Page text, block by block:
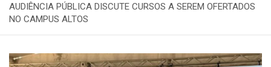
AUDIÊNCIA PÚBLICA DISCUTE CURSOS A SEREM OFERTADOS
NO CAMPUS ALTOS